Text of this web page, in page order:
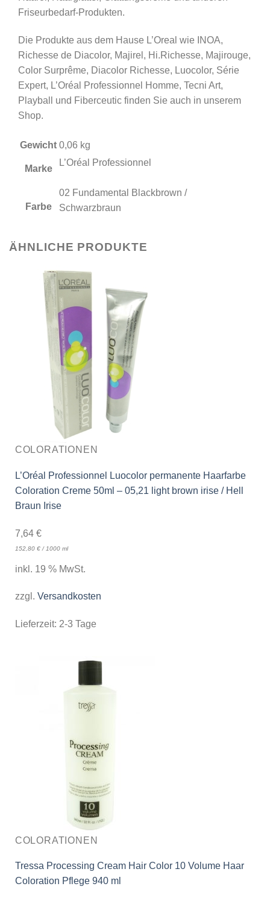
Friseurbedarf-Produkten.
Die Produkte aus dem Hause L’Oreal wie INOA,
Richesse de Diacolor, Majirel, Hi.Richesse, Majirouge,
Color Surprême, Diacolor Richesse, Luocolor, Série
Expert, L’Oréal Professionnel Homme, Tecni Art,
Playball und Fiberceutic finden Sie auch in unserem
Shop.
Gewicht 0,06 kg
Marke
L’Oréal Professionnel
Farbe
02 Fundamental Blackbrown /
Schwarzbraun
ÄHNLICHE PRODUKTE
COLORATIONEN
L’Oréal Professionnel Luocolor permanente Haarfarbe
Coloration Creme 50ml – 05,21 light brown irise / Hell
Braun Irise
7,64 €
152,80 €/ 1000 ml
inkl. 19 % MwSt.
zzgl. Versandkosten
Lieferzeit: 2-3 Tage
COLORATIONEN
Tressa Processing Cream Hair Color 10 Volume Haar
Coloration Pflege 940 ml